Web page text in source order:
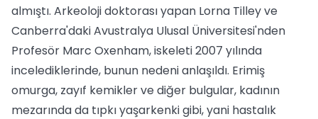
almıştı. Arkeoloji doktorası yapan Lorna Tilley ve
Canberra'daki Avustralya Ulusal Üniversitesi'nden
Profesör Marc Oxenham, iskeleti 2007 yılında
incelediklerinde, bunun nedeni anlaşıldı. Erimiş
omurga, zayıf kemikler ve diğer bulgular, kadının
mezarında da tıpkı yaşarkenki gibi, yani hastalık